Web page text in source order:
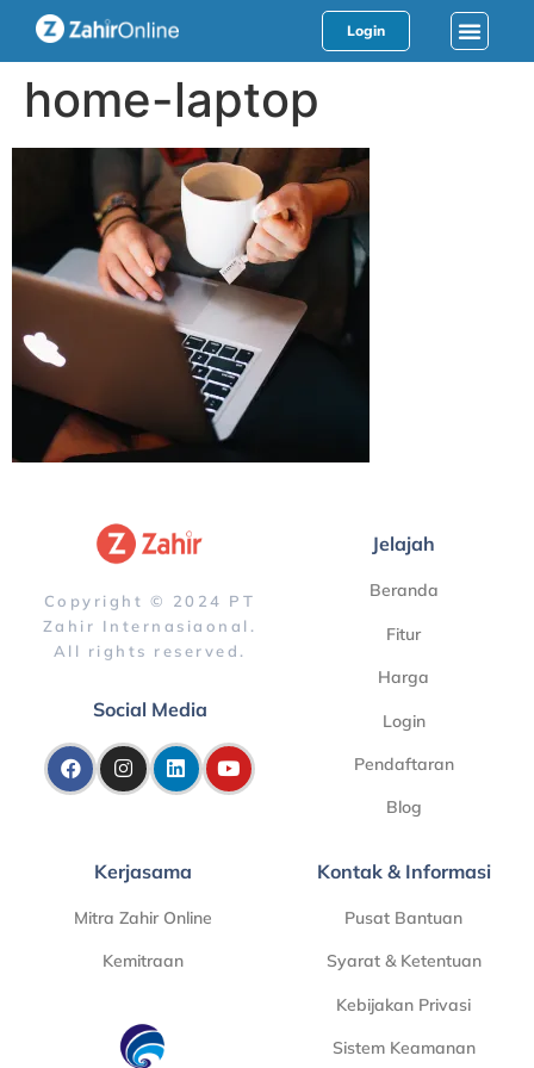
Login
home-laptop
Copyright © 2024 PT
Zahir Internasiaonal.
All rights reserved.
Social Media
Jelajah
Beranda
Fitur
Harga
Login
Pendaftaran
Blog
Kerjasama
Mitra Zahir Online
Kemitraan
Kontak & Informasi
Pusat Bantuan
Syarat & Ketentuan
Kebijakan Privasi
Sistem Keamanan